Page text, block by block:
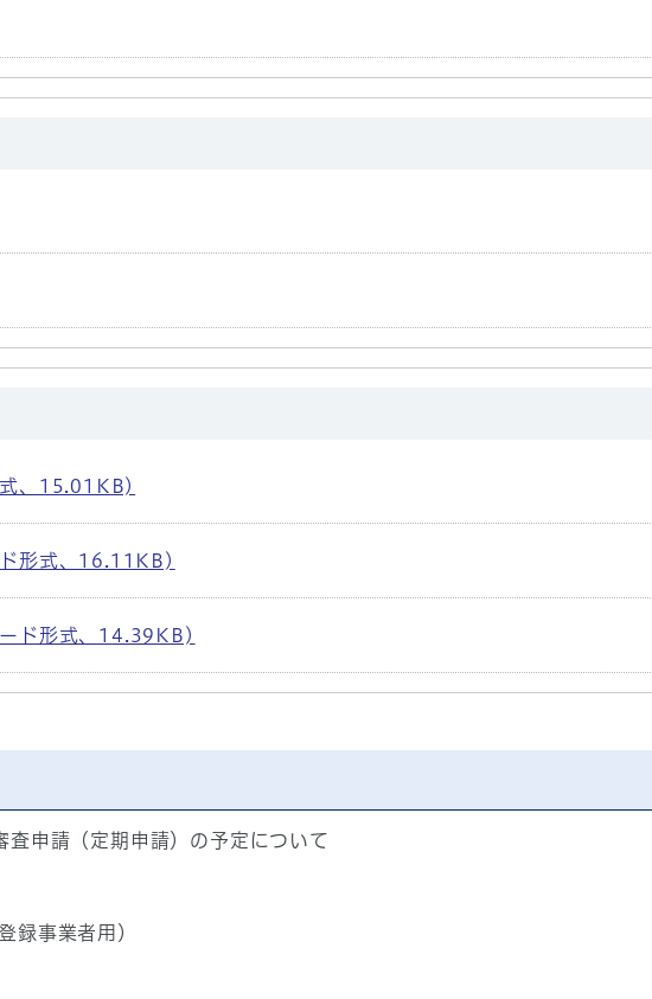
、15.01KB)
形式、16.11KB)
ド形式、14.39KB)
申請（定期申請）の予定について
録事業者用）